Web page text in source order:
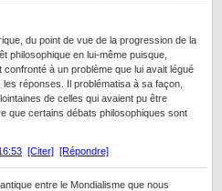
du point de vue de la progression de la
philosophique en lui-même puisque,
à un problème que lui avait légué
les réponses. Il problématisa à sa façon,
de celles qui avaient pu être
que certains débats philosophiques sont
[Citer] [Répondre]
entre le Mondialisme que nous